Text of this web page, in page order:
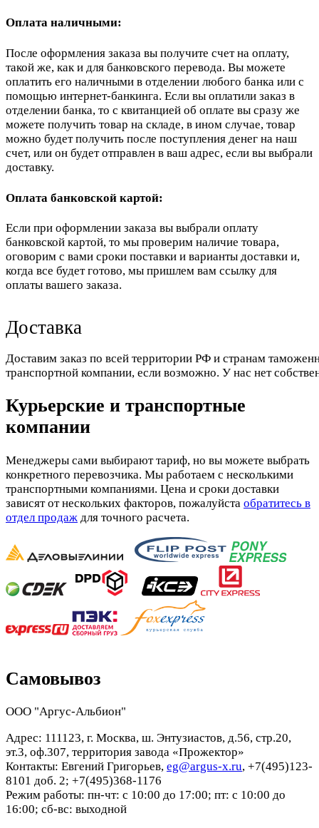
Оплата наличными:
После оформления заказа вы получите счет на оплату,
такой же, как и для банковского перевода. Вы можете
оплатить его наличными в отделении любого банка или с
помощью интернет-банкинга. Если вы оплатили заказ в
отделении банка, то с квитанцией об оплате вы сразу же
можете получить товар на складе, в ином случае, товар
можно будет получить после поступления денег на наш
счет, или он будет отправлен в ваш адрес, если вы выбрали
доставку.
Оплата банковской картой:
Если при оформлении заказа вы выбрали оплату
банковской картой, то мы проверим наличие товара,
оговорим с вами сроки поставки и варианты доставки и,
когда все будет готово, мы пришлем вам ссылку для
оплаты вашего заказа.
Доставка
Доставим заказ по всей территории РФ и странам
транспортной компании, если возможно. У нас нет
Курьерские и транспортные
компании
Менеджеры сами выбирают тариф, но вы можете выбрать
конкретного перевозчика. Мы работаем с несколькими
транспортными компаниями. Цена и сроки доставки
зависят от нескольких факторов, пожалуйста обратитесь в
отдел продаж для точного расчета.
Самовывоз
ООО "Аргус-Альбион"
Адрес: 111123, г. Москва, ш. Энтузиастов, д.56, стр.20,
эт.3, оф.307, территория завода «Прожектор»
Контакты: Евгений Григорьев, eg@argus-x.ru, +7(495)123-
8101 доб. 2; +7(495)368-1176
Режим работы: пн-чт: с 10:00 до 17:00; пт: с 10:00 до
16:00; сб-вс: выходной